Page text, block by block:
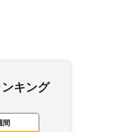
キング
間